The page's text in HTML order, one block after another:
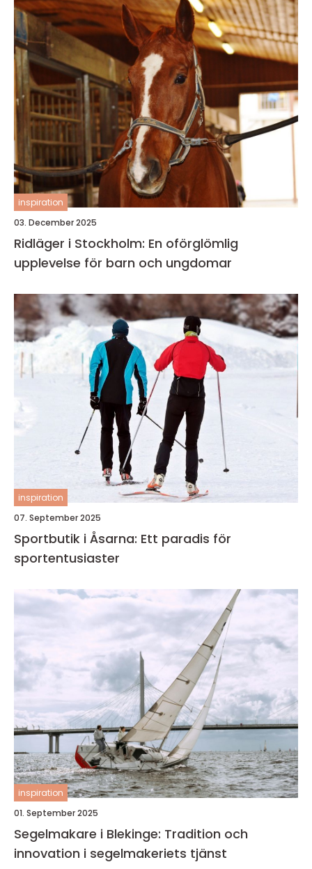
inspiration
03. December 2025
Ridläger i Stockholm: En oförglömlig
upplevelse för barn och ungdomar
inspiration
07. September 2025
Sportbutik i Åsarna: Ett paradis för
sportentusiaster
inspiration
01. September 2025
Segelmakare i Blekinge: Tradition och
innovation i segelmakeriets tjänst